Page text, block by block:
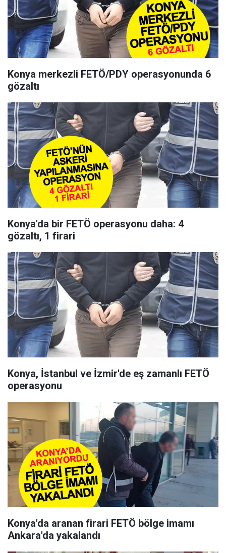
Konya merkezli FETÖ/PDY operasyonunda 6
gözaltı
Konya'da bir FETÖ operasyonu daha: 4
gözaltı, 1 firari
Konya, İstanbul ve İzmir'de eş zamanlı FETÖ
operasyonu
Konya'da aranan firari FETÖ bölge imamı
Ankara'da yakalandı